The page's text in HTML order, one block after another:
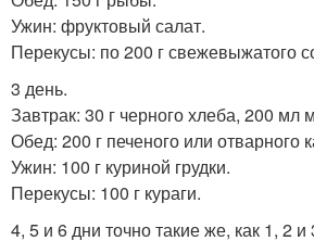
Ужин: фруктовый салат.
Перекусы: по 200 г свежевыжатого
3 день.
Завтрак: 30 г черного хлеба, 200 мл
Обед: 200 г печеного или отварного
Ужин: 100 г куриной грудки.
Перекусы: 100 г кураги.
4, 5 и 6 дни точно такие же, как 1, 2 и